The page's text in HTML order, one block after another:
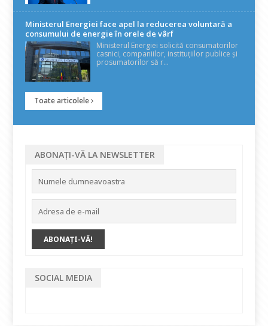
Ministerul Energiei face apel la reducerea voluntară a
consumului de energie în orele de vârf
Ministerul Energiei solicită consumatorilor
casnici, companiilor, instituțiilor publice și
prosumatorilor să r...
Toate articolele
ABONAȚI-VĂ LA NEWSLETTER
SOCIAL MEDIA